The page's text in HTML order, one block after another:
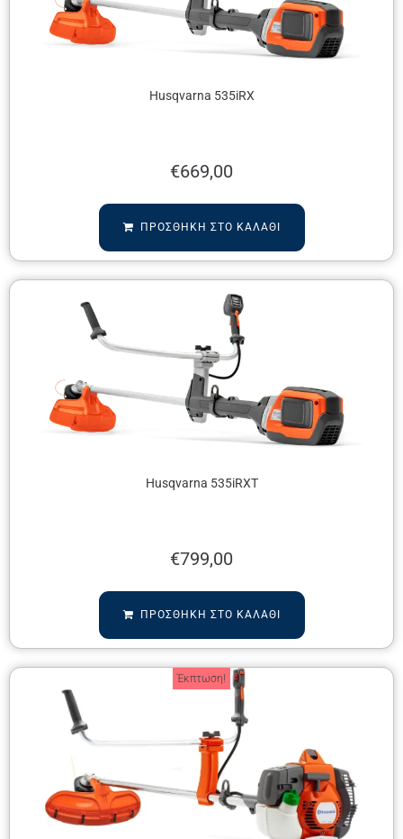
Husqvarna 535iRX
€669,00
ΠΡΟΣΘΉΚΗ ΣΤΟ ΚΑΛΆΘΙ
Husqvarna 535iRXT
€799,00
ΠΡΟΣΘΉΚΗ ΣΤΟ ΚΑΛΆΘΙ
Έκπτωση!